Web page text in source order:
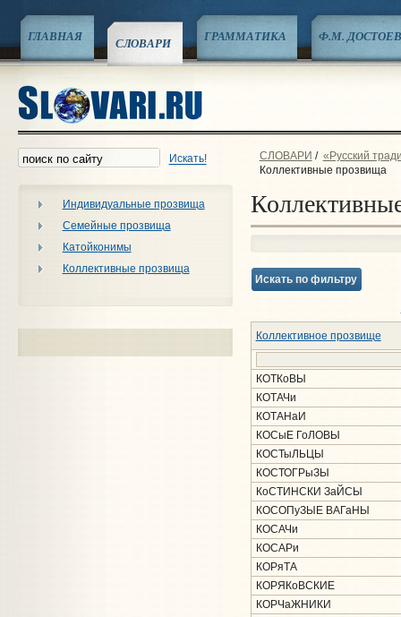
ГЛАВНАЯ СЛОВАРИ ГРАММАТИКА Ф.М.
Искать!
Индивидуальные прозвища
Семейные прозвища
Катойконимы
Коллективные прозвища
СЛОВАРИ / «Русский
Коллективные прозвища
Искать по фильтру
Коллективное прозвище
КОТКоВЫ
КОТАЧи
КОТАНаИ
КОСыЕ ГоЛОВЫ
КОСТыЛЬЦЫ
КОСТОГРыЗЫ
КоСТИНСКИ ЗаЙСЫ
КОСОПуЗЫЕ ВАГаНЫ
КОСАЧи
КОСАРи
КОРяТА
КОРЯКоВСКИЕ
КОРЧаЖНИКИ